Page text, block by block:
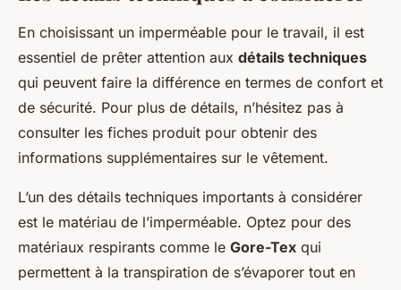
En choisissant un imperméable pour le travail, il est
essentiel de prêter attention aux détails techniques
qui peuvent faire la différence en termes de confort et
de sécurité. Pour plus de détails, n’hésitez pas à
consulter les fiches produit pour obtenir des
informations supplémentaires sur le vêtement.
L’un des détails techniques importants à considérer
est le matériau de l’imperméable. Optez pour des
matériaux respirants comme le Gore-Tex qui
permettent à la transpiration de s’évaporer tout en